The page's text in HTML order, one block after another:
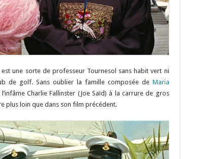
une sorte de professeur Tournesol sans habit vert ni
de golf. Sans oublier la famille composée de Maria
Charlie Fallinster (Joe Saïd) à la carrure de gros
plus loin que dans son film précédent.